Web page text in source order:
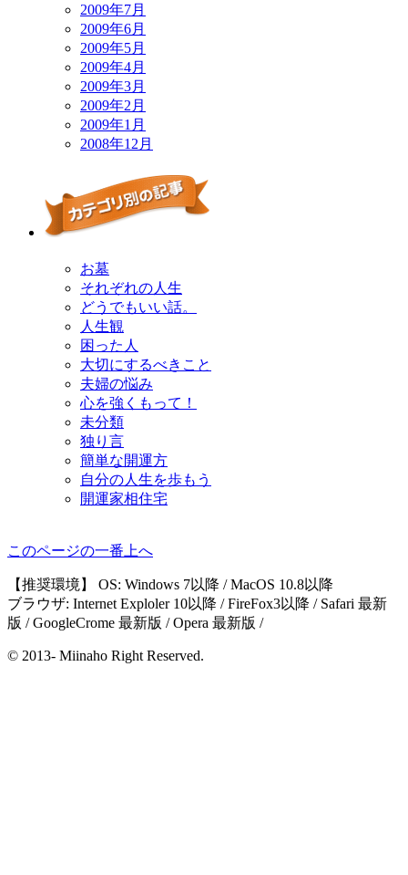
2009年7月
2009年6月
2009年5月
2009年4月
2009年3月
2009年2月
2009年1月
2008年12月
お墓
それぞれの人生
どうでもいい話。
人生観
困った人
大切にするべきこと
夫婦の悩み
心を強くもって！
未分類
独り言
簡単な開運方
自分の人生を歩もう
開運家相住宅
このページの一番上へ
【推奨環境】 OS: Windows 7以降 / MacOS 10.8以降
ブラウザ: Internet Exploler 10以降 / FireFox3以降 / Safari 最新
版 / GoogleCrome 最新版 / Opera 最新版 /
© 2013- Miinaho Right Reserved.